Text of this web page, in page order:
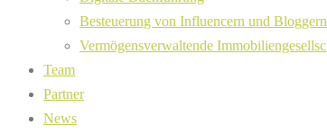
Besteuerung von Influencern und Bloggern
Vermögensverwaltende
Team
Partner
News